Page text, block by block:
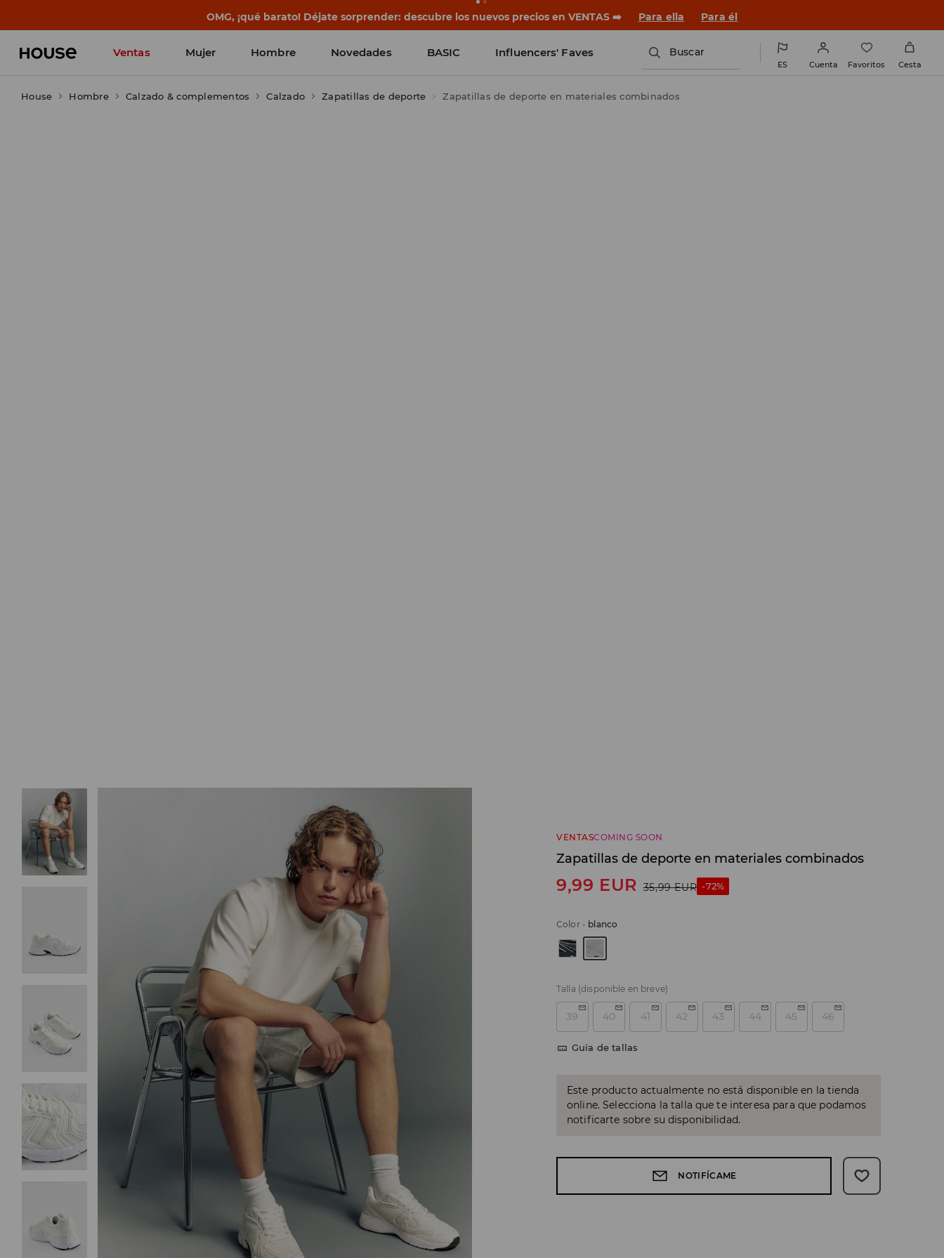
BACK TO SCHOOL📒Las mejores historias empiezan antes del primer timbre. Empieza el curso con un look nuevo! Para ella
Ventas Mujer Hombre Novedades BASIC Influencers' Faves Buscar
ES Cuenta Favoritos Cesta
House Hombre Calzado & complementos Calzado Zapatillas de deporte Zapatillas de deporte en materiales combinados
VENTASCOMING SOON
Zapatillas de deporte en materiales combinados
9,99 EUR 35,99 EUR -72%
Color- blanco
Talla (disponible en breve)
39 40 41 42 43 44 45 46
Guía de tallas
Este producto actualmente no está disponible en la tienda
online. Selecciona la talla que te interesa para que podamos
notificarte sobre su disponibilidad.
NOTIFÍCAME